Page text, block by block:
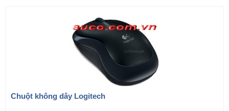
Chuột không dây Logitech